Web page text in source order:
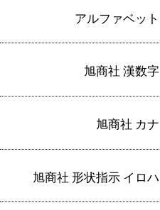
アルファベット
旭商社 漢数字
旭商社 カナ
旭商社 形状指示 イロハ